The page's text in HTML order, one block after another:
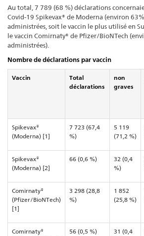
Au total, 7 789 (68 %) déclarations
Covid-19 Spikevax® de Moderna (environ 63%
administrées, soit le vaccin le plus utilisé en
le vaccin Comirnaty® de Pfizer/BioNTech
administrées).
Nombre de déclarations par vaccin
Vaccin
Total
déclarations
non
graves
Spikevax®
(Moderna) [1]
7 723 (67,4
%)
5 119
(71,2 %)
Spikevax®
(Moderna) [2]
66 (0,6 %)
32 (0,4
%)
Comirnaty®
(Pfizer/BioNTech)
[1]
3 298 (28,8
%)
1 852
(25,8 %)
Comirnaty®
56 (0,5 %)
31 (0,4